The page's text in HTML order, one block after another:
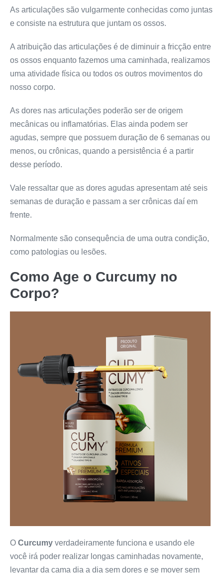
As articulações são vulgarmente conhecidas como juntas
e consiste na estrutura que juntam os ossos.
A atribuição das articulações é de diminuir a fricção entre
os ossos enquanto fazemos uma caminhada, realizamos
uma atividade física ou todos os outros movimentos do
nosso corpo.
As dores nas articulações poderão ser de origem
mecânicas ou inflamatórias. Elas ainda podem ser
agudas, sempre que possuem duração de 6 semanas ou
menos, ou crônicas, quando a persistência é a partir
desse período.
Vale ressaltar que as dores agudas apresentam até seis
semanas de duração e passam a ser crônicas daí em
frente.
Normalmente são consequência de uma outra condição,
como patologias ou lesões.
Como Age o Curcumy no
Corpo?
O Curcumy verdadeiramente funciona e usando ele
você irá poder realizar longas caminhadas novamente,
levantar da cama dia a dia sem dores e se mover sem